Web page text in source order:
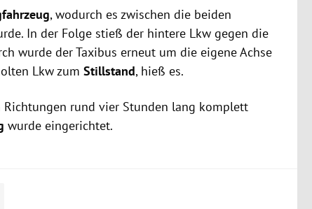
, wodurch es zwischen die beiden
In der Folge stieß der hintere Lkw gegen die
wurde der Taxibus erneut um die eigene Achse
Lkw zumStillstand, hieß es.
Richtungen rund vier Stunden lang komplett
wurde eingerichtet.